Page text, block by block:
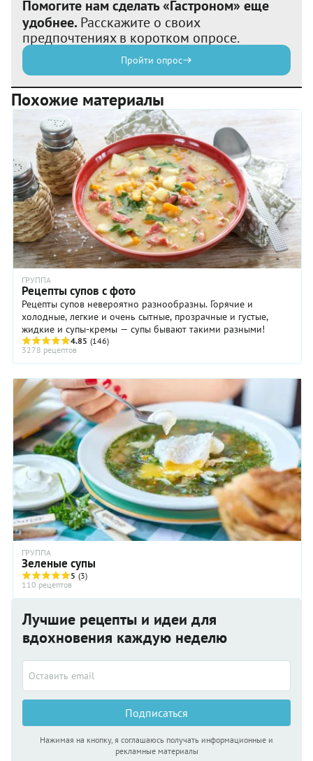
Помогите нам сделать «Гастроном» еще
удобнее. Расскажите о своих
предпочтениях в коротком опросе.
Пройти опрос
Похожие материалы
ГРУППА
Рецепты супов с фото
Рецепты супов невероятно разнообразны. Горячие и
холодные, легкие и очень сытные, прозрачные и густые,
жидкие и супы-кремы — супы бывают такими разными!
4.85 (146)
3278 рецептов
ГРУППА
Зеленые супы
5 (3)
110 рецептов
Лучшие рецепты и идеи для
вдохновения каждую неделю
Подписаться
Нажимая на кнопку, я соглашаюсь получать информационные и
рекламные материалы